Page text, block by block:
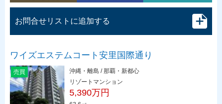
お問合せリストに追加する
ワイズエステムコート安里国際通り
売買
沖縄・離島 / 那覇・新都心
リゾートマンション
5,390万円